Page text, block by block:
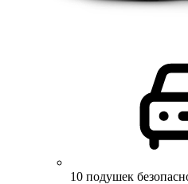
10 подушек